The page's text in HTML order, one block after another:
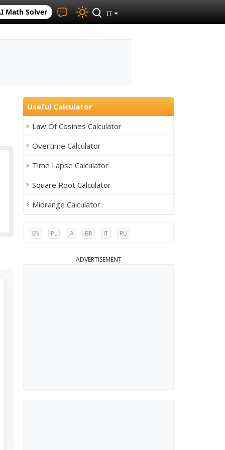
Math Solver IT
Useful Calculator
Law Of Cosines Calculator
Overtime Calculator
Time Lapse Calculator
Square Root Calculator
Midrange Calculator
EN PL JA BR IT RU
ADVERTISEMENT